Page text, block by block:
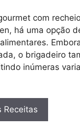
com
há uma opção
o brigadeiro
inúmeras
Receitas